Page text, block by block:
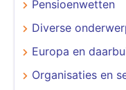
Pensioenwetten
Diverse
Europa en
Organisaties en